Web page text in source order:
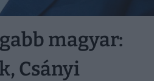
magyar:
Csányi